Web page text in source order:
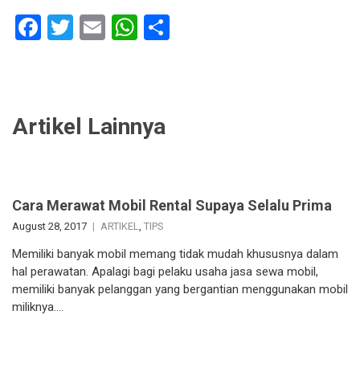
Facebook
Twitter
EmailWhatsApp
Artikel Lainnya
Cara Merawat Mobil Rental Supaya Selalu Prima
August 28, 2017 ARTIKEL, TIPS
Memiliki banyak mobil memang tidak mudah khususnya dalam
hal perawatan. Apalagi bagi pelaku usaha jasa sewa mobil,
memiliki banyak pelanggan yang bergantian menggunakan mobil
miliknya….